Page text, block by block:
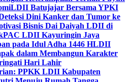
LDII Batujajar Bersama YPKI
Dini Kanker dan Tumor ke
Bisnis Dai Daiyah LDII di
PAC LDII Kayuringin Jaya
pada Idul Adha 1446 HLDII
dalam Membangun Karakter
Hari Lahir
PPKK LDII Kabupaten